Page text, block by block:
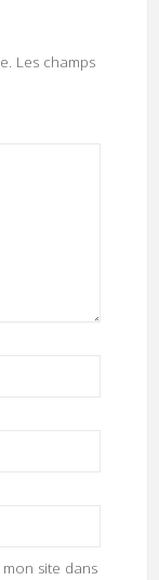
Les champs
site dans